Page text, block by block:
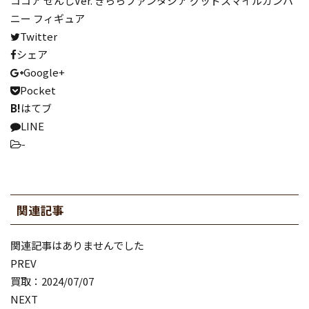
ニー フィギュア
Twitter
シェア
Google+
Pocket
B!はてブ
LINE
-
関連記事
関連記事はありませんでした
PREV
買取：2024/07/07
NEXT